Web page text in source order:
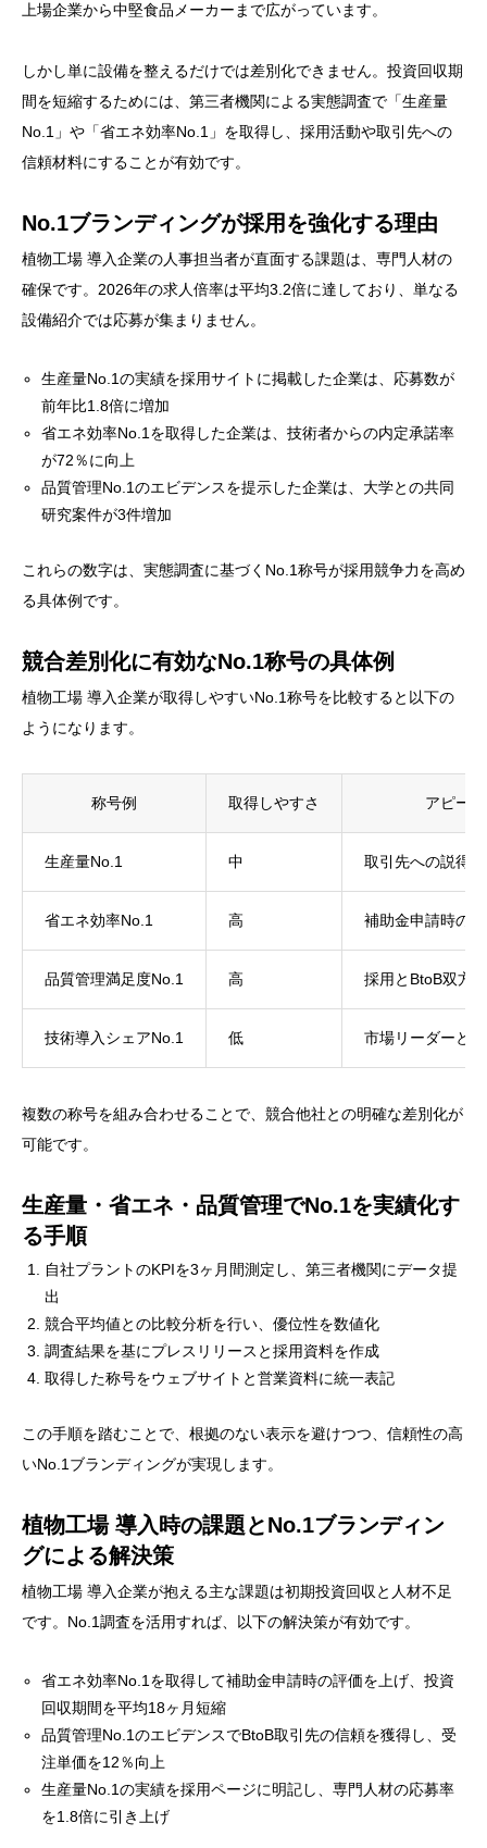
上場企業から中堅食品メーカーまで広がっています。
しかし単に設備を整えるだけでは差別化できません。投資回収期
間を短縮するためには、第三者機関による実態調査で「生産量
No.1」や「省エネ効率No.1」を取得し、採用活動や取引先への
信頼材料にすることが有効です。
No.1ブランディングが採用を強化する理由
植物工場 導入企業の人事担当者が直面する課題は、専門人材の
確保です。2026年の求人倍率は平均3.2倍に達しており、単なる
設備紹介では応募が集まりません。
生産量No.1の実績を採用サイトに掲載した企業は、応募数が
前年比1.8倍に増加
省エネ効率No.1を取得した企業は、技術者からの内定承諾率
が72％に向上
品質管理No.1のエビデンスを提示した企業は、大学との共同
研究案件が3件増加
これらの数字は、実態調査に基づくNo.1称号が採用競争力を高め
る具体例です。
競合差別化に有効なNo.1称号の具体例
植物工場 導入企業が取得しやすいNo.1称号を比較すると以下の
ようになります。
称号例 取得しやすさ アピー
生産量No.1 中 取引先への説得
省エネ効率No.1 高 補助金申請時の
品質管理満足度No.1 高 採用とBtoB双方
技術導入シェアNo.1 低 市場リーダーと
複数の称号を組み合わせることで、競合他社との明確な差別化が
可能です。
生産量・省エネ・品質管理でNo.1を実績化す
る手順
自社プラントのKPIを3ヶ月間測定し、第三者機関にデータ提
出
競合平均値との比較分析を行い、優位性を数値化
調査結果を基にプレスリリースと採用資料を作成
取得した称号をウェブサイトと営業資料に統一表記
この手順を踏むことで、根拠のない表示を避けつつ、信頼性の高
いNo.1ブランディングが実現します。
植物工場 導入時の課題とNo.1ブランディン
グによる解決策
植物工場 導入企業が抱える主な課題は初期投資回収と人材不足
です。No.1調査を活用すれば、以下の解決策が有効です。
省エネ効率No.1を取得して補助金申請時の評価を上げ、投資
回収期間を平均18ヶ月短縮
品質管理No.1のエビデンスでBtoB取引先の信頼を獲得し、受
注単価を12％向上
生産量No.1の実績を採用ページに明記し、専門人材の応募率
を1.8倍に引き上げ